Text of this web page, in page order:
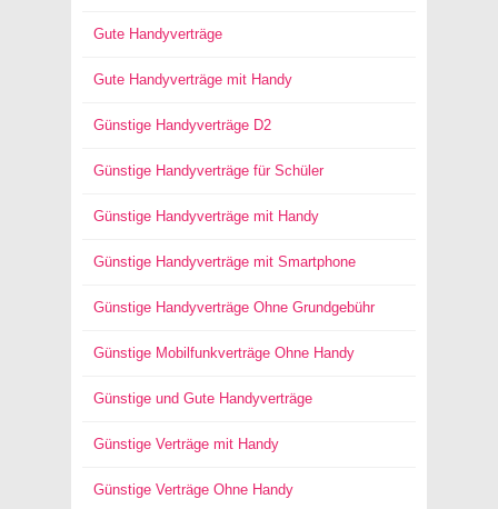
Gute Handyverträge
Gute Handyverträge mit Handy
Günstige Handyverträge D2
Günstige Handyverträge für Schüler
Günstige Handyverträge mit Handy
Günstige Handyverträge mit Smartphone
Günstige Handyverträge Ohne Grundgebühr
Günstige Mobilfunkverträge Ohne Handy
Günstige und Gute Handyverträge
Günstige Verträge mit Handy
Günstige Verträge Ohne Handy